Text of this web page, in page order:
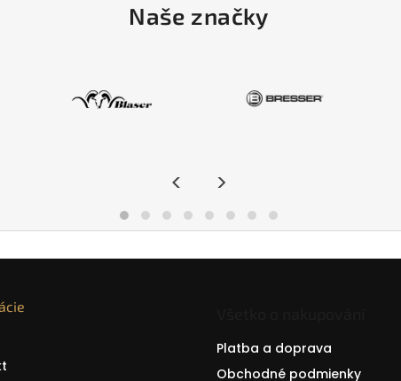
Naše značky
< >
Platba a doprava
Obchodné podmienky